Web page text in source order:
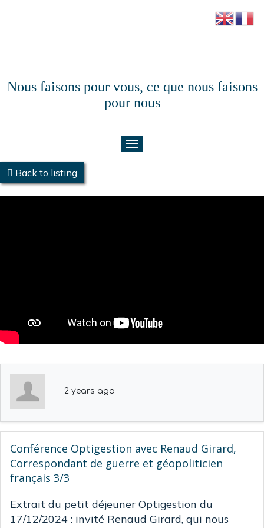
Nous faisons pour vous, ce que nous faisons
pour nous
Back to listing
2 years ago
Conférence Optigestion avec Renaud Girard,
Correspondant de guerre et géopoliticien
français 3/3
Extrait du petit déjeuner Optigestion du
17/12/2024 : invité Renaud Girard, qui nous